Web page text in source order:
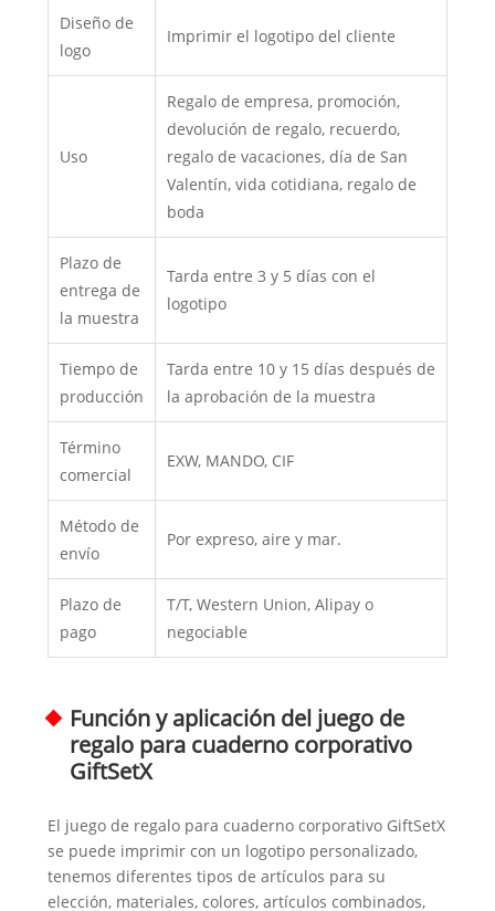
Diseño de
logo
Imprimir el logotipo del cliente
Uso
Regalo de empresa, promoción,
devolución de regalo, recuerdo,
regalo de vacaciones, día de San
Valentín, vida cotidiana, regalo de
boda
Plazo de
entrega de
la muestra
Tarda entre 3 y 5 días con el
logotipo
Tiempo de
producción
Tarda entre 10 y 15 días después de
la aprobación de la muestra
Término
comercial
EXW, MANDO, CIF
Método de
envío
Por expreso, aire y mar.
Plazo de
pago
T/T, Western Union, Alipay o
negociable
Función y aplicación del juego de
regalo para cuaderno corporativo
GiftSetX
El juego de regalo para cuaderno corporativo GiftSetX
se puede imprimir con un logotipo personalizado,
tenemos diferentes tipos de artículos para su
elección, materiales, colores, artículos combinados,